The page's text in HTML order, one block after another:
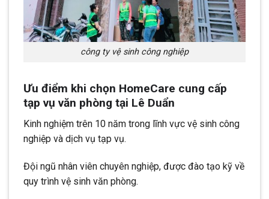
công ty vệ sinh công nghiệp
Ưu điểm khi chọn HomeCare cung cấp
tạp vụ văn phòng tại Lê Duẩn
Kinh nghiệm trên 10 năm trong lĩnh vực vệ sinh công
nghiệp và dịch vụ tạp vụ.
Đội ngũ nhân viên chuyên nghiệp, được đào tạo kỹ về
quy trình vệ sinh văn phòng.